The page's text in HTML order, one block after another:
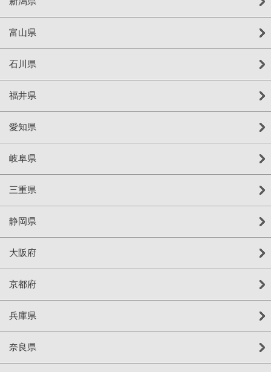
富山県
石川県
福井県
愛知県
岐阜県
三重県
静岡県
大阪府
京都府
兵庫県
奈良県